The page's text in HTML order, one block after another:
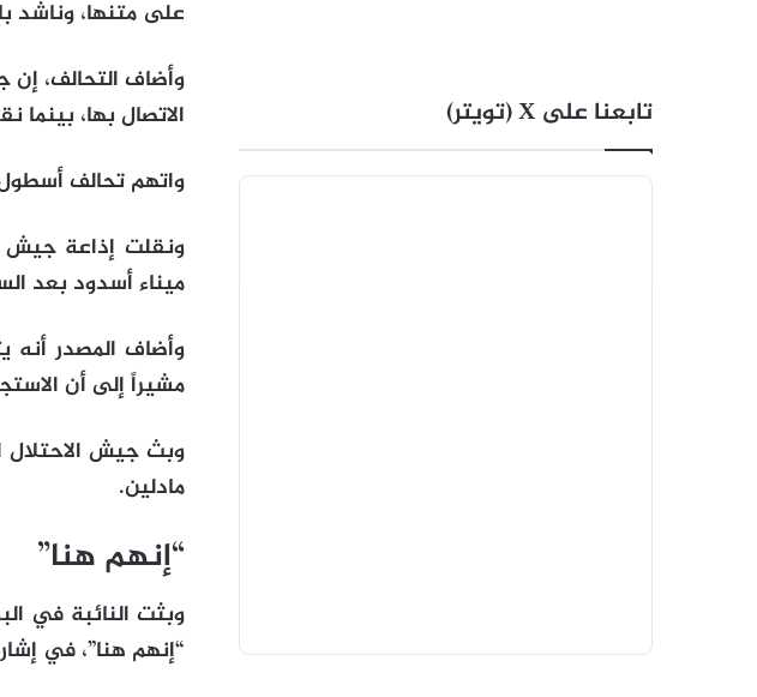
على متنها، وناشد
وأضاف التحالف،
الاتصال بها،
واتهم تحالف
ونقلت إذاعة جيش
ميناء أسدود بعد
وأضاف المصدر أنه
مشيراً إلى أن
وبث جيش الاحتلال
مادلين.
“إنهم هنا”
وبثت النائبة في
“إنهم هنا”، في
تابعنا على X (تويتر)